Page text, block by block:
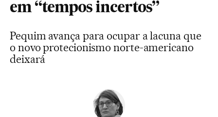
em “tempos incertos”
Pequim avança para ocupar a lacuna que
o novo protecionismo norte-americano
deixará